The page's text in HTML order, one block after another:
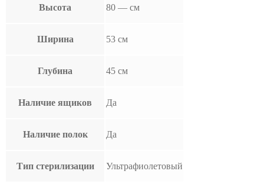
Высота 80 — см
Ширина 53 см
Глубина 45 см
Наличие ящиков Да
Наличие полок Да
Тип стерилизации Ультрафиолетовый